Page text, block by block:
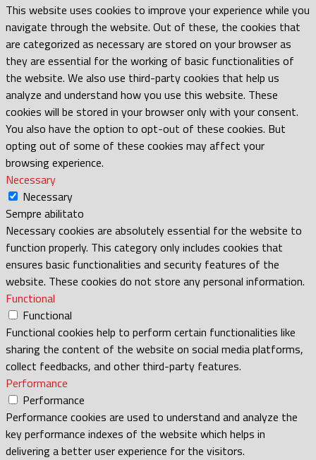
This website uses cookies to improve your experience while you
navigate through the website. Out of these, the cookies that
are categorized as necessary are stored on your browser as
they are essential for the working of basic functionalities of
the website. We also use third-party cookies that help us
analyze and understand how you use this website. These
cookies will be stored in your browser only with your consent.
You also have the option to opt-out of these cookies. But
opting out of some of these cookies may affect your
browsing experience.
Necessary
Necessary
Sempre abilitato
Necessary cookies are absolutely essential for the website to
function properly. This category only includes cookies that
ensures basic functionalities and security features of the
website. These cookies do not store any personal information.
Functional
Functional
Functional cookies help to perform certain functionalities like
sharing the content of the website on social media platforms,
collect feedbacks, and other third-party features.
Performance
Performance
Performance cookies are used to understand and analyze the
key performance indexes of the website which helps in
delivering a better user experience for the visitors.